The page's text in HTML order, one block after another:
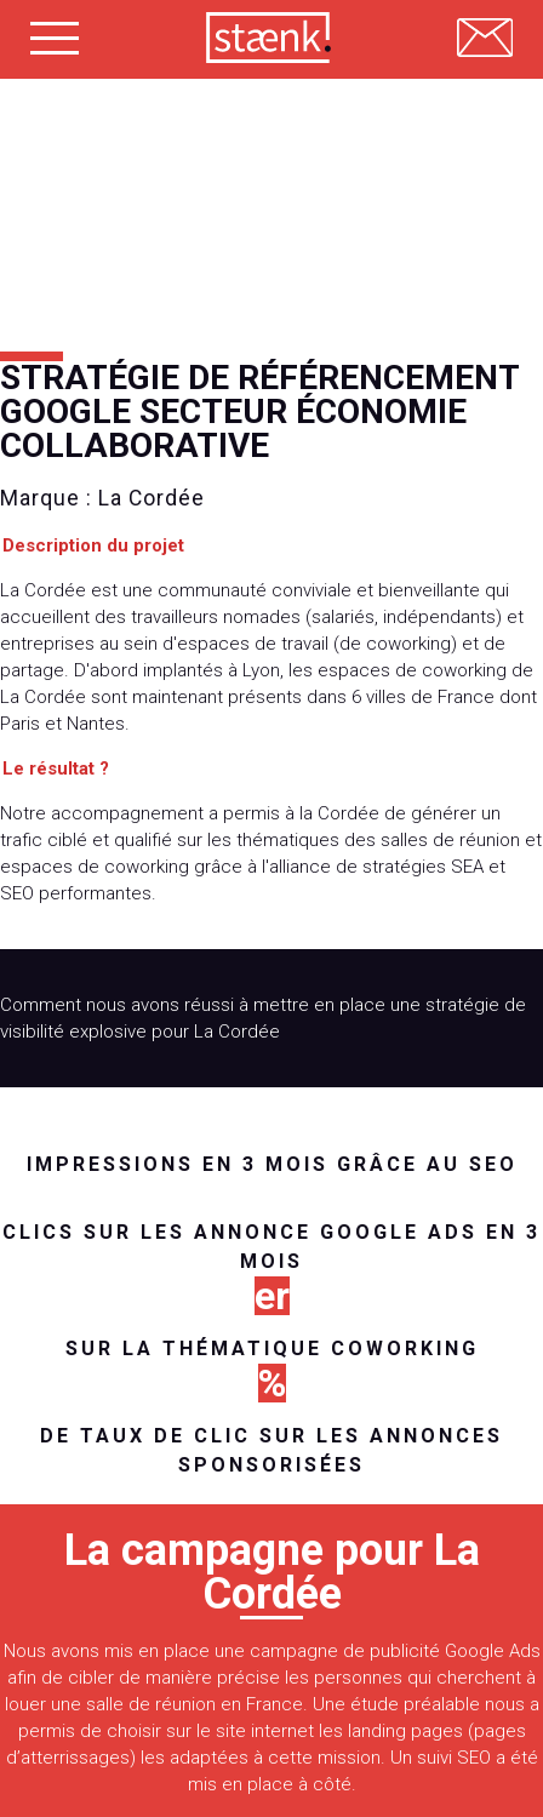
STRATÉGIE DE RÉFÉRENCEMENT
GOOGLE SECTEUR ÉCONOMIE
COLLABORATIVE
Marque : La Cordée
Description du projet
La Cordée est une communauté conviviale et bienveillante qui
accueillent des travailleurs nomades (salariés, indépendants) et
entreprises au sein d'espaces de travail (de coworking) et de
partage. D'abord implantés à Lyon, les espaces de coworking de
La Cordée sont maintenant présents dans 6 villes de France dont
Paris et Nantes.
Le résultat ?
Notre accompagnement a permis à la Cordée de générer un
trafic ciblé et qualifié sur les thématiques des salles de réunion et
espaces de coworking grâce à l'alliance de stratégies SEA et
SEO performantes.
Comment nous avons réussi à mettre en place une stratégie de
visibilité explosive pour La Cordée
IMPRESSIONS EN 3 MOIS GRÂCE AU SEO
CLICS SUR LES ANNONCE GOOGLE ADS EN 3
MOIS
er
SUR LA THÉMATIQUE COWORKING
%
DE TAUX DE CLIC SUR LES ANNONCES
SPONSORISÉES
La campagne pour La
Cordée
Nous avons mis en place une campagne de publicité Google Ads
afin de cibler de manière précise les personnes qui cherchent à
louer une salle de réunion en France. Une étude préalable nous a
permis de choisir sur le site internet les landing pages (pages
d’atterrissages) les adaptées à cette mission. Un suivi SEO a été
mis en place à côté.